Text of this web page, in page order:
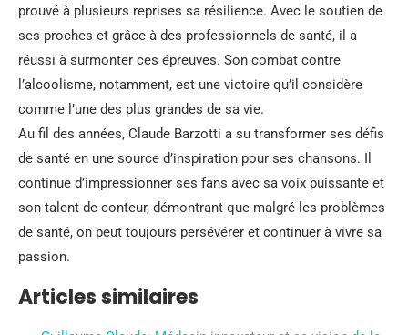
prouvé à plusieurs reprises sa résilience. Avec le soutien de
ses proches et grâce à des professionnels de santé, il a
réussi à surmonter ces épreuves. Son combat contre
l’alcoolisme, notamment, est une victoire qu’il considère
comme l’une des plus grandes de sa vie.
Au fil des années, Claude Barzotti a su transformer ses défis
de santé en une source d’inspiration pour ses chansons. Il
continue d’impressionner ses fans avec sa voix puissante et
son talent de conteur, démontrant que malgré les problèmes
de santé, on peut toujours persévérer et continuer à vivre sa
passion.
Articles similaires